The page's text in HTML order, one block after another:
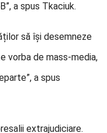
a spus Tkaciuk.
să își desemneze
vorba de mass-media,
a spus
extrajudiciare.